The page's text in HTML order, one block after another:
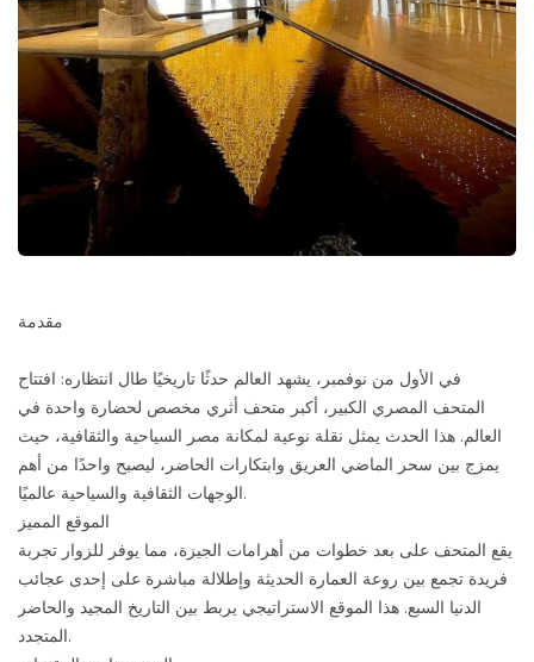
مقدمة
في الأول من نوفمبر، يشهد العالم حدثًا تاريخيًا طال انتظاره: افتتاح
المتحف المصري الكبير، أكبر متحف أثري مخصص لحضارة واحدة في
العالم. هذا الحدث يمثل نقلة نوعية لمكانة مصر السياحية والثقافية، حيث
يمزج بين سحر الماضي العريق وابتكارات الحاضر، ليصبح واحدًا من أهم
الوجهات الثقافية والسياحية عالميًا.
الموقع المميز
يقع المتحف على بعد خطوات من أهرامات الجيزة، مما يوفر للزوار تجربة
فريدة تجمع بين روعة العمارة الحديثة وإطلالة مباشرة على إحدى عجائب
الدنيا السبع. هذا الموقع الاستراتيجي يربط بين التاريخ المجيد والحاضر
المتجدد.